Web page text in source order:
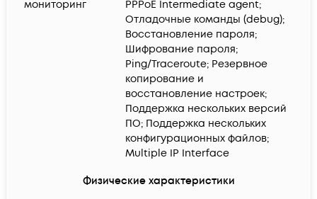
мониторинг
PPPoE Intermediate agent;
Отладочные команды (debug);
Восстановление пароля;
Шифрование пароля;
Ping/Traceroute; Резервное
копирование и
восстановление настроек;
Поддержка нескольких версий
ПО; Поддержка нескольких
конфигурационных файлов;
Multiple IP Interface
Физические характеристики